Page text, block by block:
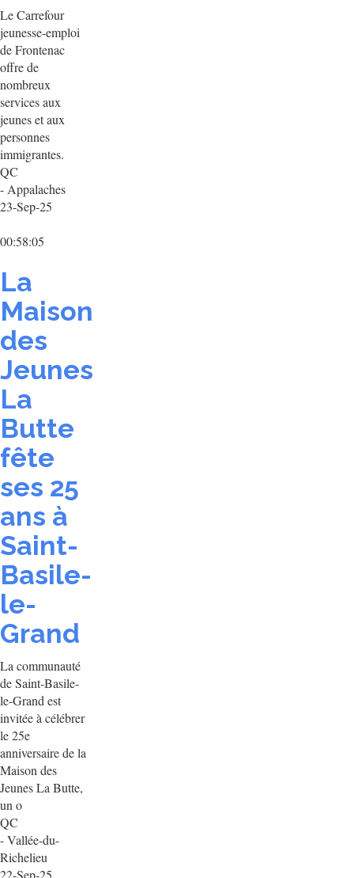
Le Carrefour
jeunesse-emploi
de Frontenac
offre de
nombreux
services aux
jeunes et aux
personnes
immigrantes.
QC
- Appalaches
23-Sep-25
00:58:05
La
Maison
des
Jeunes
La
Butte
fête
ses 25
ans à
Saint-
Basile-
le-
Grand
La communauté
de Saint-Basile-
le-Grand est
invitée à célébrer
le 25e
anniversaire de la
Maison des
Jeunes La Butte,
un o
QC
- Vallée-du-
Richelieu